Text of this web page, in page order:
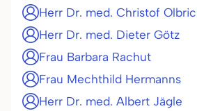
Herr Dr. med. Christof
Herr Dr. med. Dieter Götz
Frau Barbara Rachut
Frau Mechthild Hermanns
Herr Dr. med. Albert Jägle